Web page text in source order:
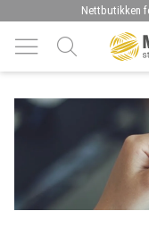
Nettbutikken